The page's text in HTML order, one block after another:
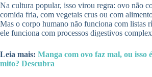
Na cultura popular, isso virou regra: ovo não
comida fria, com vegetais crus ou com
Mas o corpo humano não funciona com listas
ele funciona com processos digestivos
Leia mais: Manga com ovo faz mal, ou isso
mito? Descubra